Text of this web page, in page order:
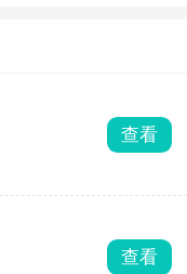
查看
查看